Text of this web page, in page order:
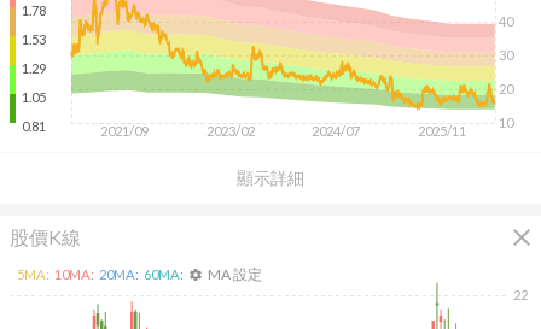
顯示詳細
1.78
1.53
1.29
1.05
0.81
2021/09 2023/02 2024/07 2025/11
10
20
30
40
股價K線 close
22
5MA: 10MA: 20MA: 60MA: settings MA 設定